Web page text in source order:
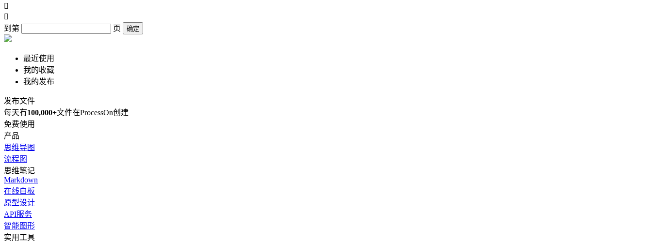


到第
页 确定
最近使用
我的收藏
我的发布
发布文件
每天有100,000+文件在ProcessOn创建
免费使用
产品
思维导图
流程图
思维笔记
Markdown
在线白板
原型设计
API服务
智能图形
实用工具